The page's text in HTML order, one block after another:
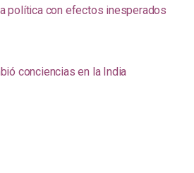
política con efectos inesperados
conciencias en la India